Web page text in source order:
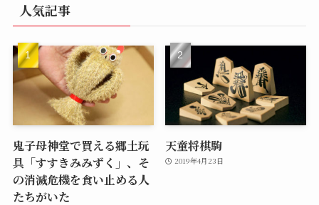
人気記事
鬼子母神堂で買える郷土玩
具「すすきみみずく」、そ
の消滅危機を食い止める人
たちがいた
天童将棋駒
2019年4月23日